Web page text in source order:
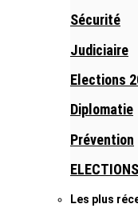
Sécurité
Judiciaire
Elections
Diplomatie
Prévention
Les plus